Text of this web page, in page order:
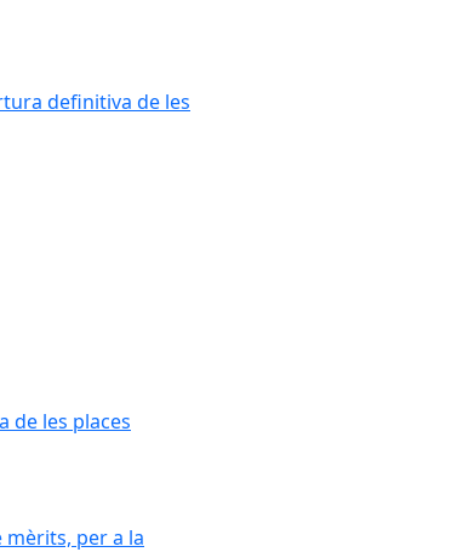
definitiva de les
de les places
per a la